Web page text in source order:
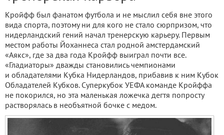
Кройфф был фанатом футбола и не мыслил себя вне этого
вида спорта, поэтому ни для кого не стало сюрпризом, что
нидерландский гений начал тренерскую карьеру. Первым
местом работы Йоханнеса стал родной амстердамский
«Аякс», где за два года Кройфф выиграл почти все.
«Гладиаторы» дважды становились чемпионами
и обладателями Кубка Нидерландов, прибавив к ним Кубок
Обладателей Кубков. Суперкубок УЕФА команде Кройффа
не покорился, но эта маленькая ложечка дегтя попросту
растворялась в необъятной бочке с медом.